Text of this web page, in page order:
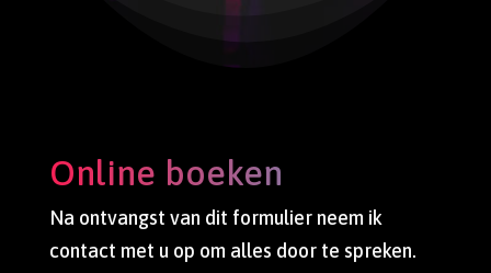
Online boeken
Na ontvangst van dit formulier neem ik
contact met u op om alles door te spreken.